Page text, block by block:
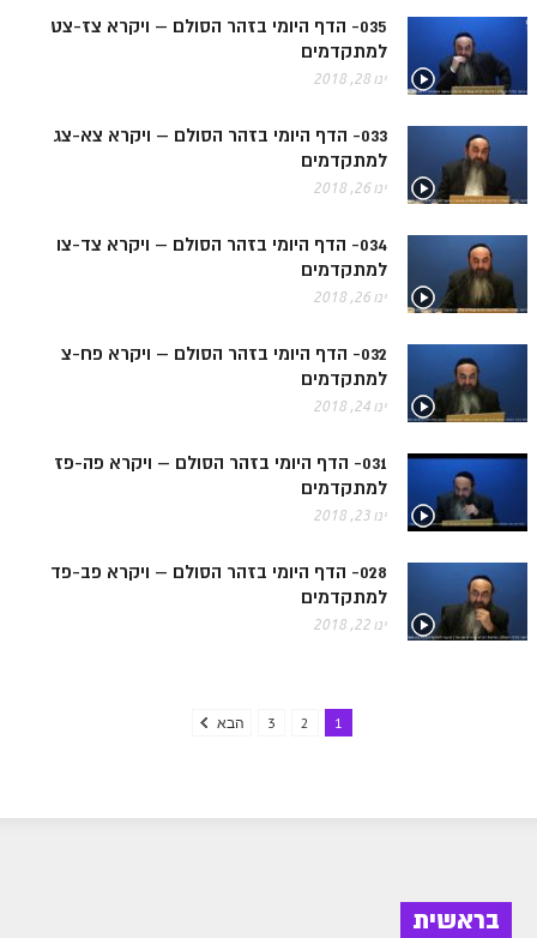
הזוהר הקדוש משפטים מתקדמים
הזוהר הקדוש תרומה השקפה
הזוהר הקדוש תרומה מתקדמים
הזוהר הקדוש ספרא דצניעותא
הזוהר הקדוש תצווה מתקדמים
ספר הזוהר הקדוש כי תשא השקפה
ספר הזוהר הקדוש כי תשא מתקדמים
ספר הזוהר הקדוש ויקהל השקפה
ספר הזוהר הקדוש פיקודי מתחילים
ספר הזוהר הקדוש פיקודי מתקדמים
ספר הזוהר – ויקרא
ספר הזוהר הקדוש זוהר ויקרא השקפה
ספר הזוהר פרשת תזריע למתקדמים
035- הדף היומי בזהר הסולם – ויקרא צז-צט
למתקדמים
ינו 28, 2018
033- הדף היומי בזהר הסולם – ויקרא צא-צג
למתקדמים
ינו 26, 2018
034- הדף היומי בזהר הסולם – ויקרא צד-צו
למתקדמים
ינו 26, 2018
032- הדף היומי בזהר הסולם – ויקרא פח-צ
למתקדמים
ינו 24, 2018
031- הדף היומי בזהר הסולם – ויקרא פה-פז
למתקדמים
ינו 23, 2018
028- הדף היומי בזהר הסולם – ויקרא פב-פד
למתקדמים
ינו 22, 2018
1
2
3 הבא
בראשית